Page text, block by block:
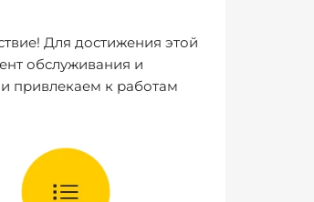
Для достижения этой
обслуживания и
привлекаем к работам